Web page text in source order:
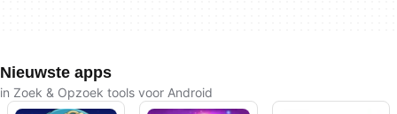
Nieuwste apps
in Zoek & Opzoek tools voor Android